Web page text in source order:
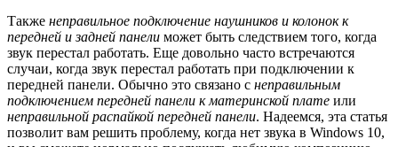
Также неправильное подключение наушников и колонок к
передней и задней панели может быть следствием того, когда
звук перестал работать. Еще довольно часто встречаются
случаи, когда звук перестал работать при подключении к
передней панели. Обычно это связано с неправильным
подключением передней панели к материнской плате или
неправильной распайкой передней панели. Надеемся, эта статья
позволит вам решить проблему, когда нет звука в Windows 10,